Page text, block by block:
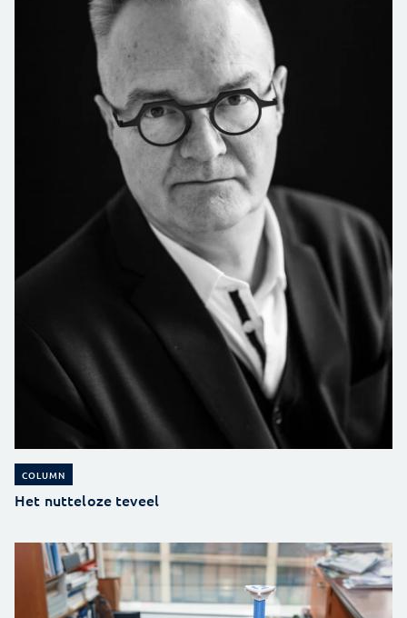
COLUMN
Het nutteloze teveel